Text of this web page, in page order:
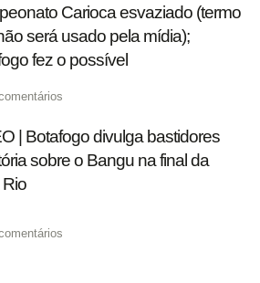
Carioca esvaziado (termo
será usado pela mídia);
fez o possível
| Botafogo divulga bastidores
sobre o Bangu na final da